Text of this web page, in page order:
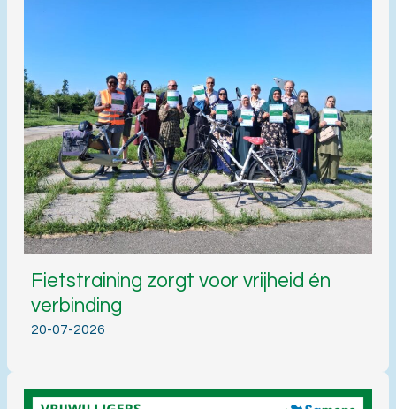
Fietstraining zorgt voor vrijheid én
verbinding
20-07-2026